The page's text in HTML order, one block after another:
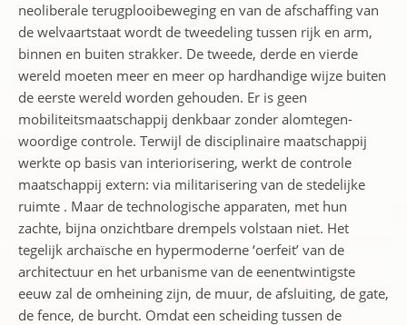
neoliberale terugplooibeweging en van de afschaffing van
de welvaartstaat wordt de tweedeling tussen rijk en arm,
binnen en buiten strakker. De tweede, derde en vierde
wereld moeten meer en meer op hardhandige wijze buiten
de eerste wereld worden gehouden. Er is geen
mobiliteitsmaatschappij denkbaar zonder alomtegen-
woordige controle. Terwijl de disciplinaire maatschappij
werkte op basis van interiorisering, werkt de controle
maatschappij extern: via militarisering van de stedelijke
ruimte . Maar de technologische apparaten, met hun
zachte, bijna onzichtbare drempels volstaan niet. Het
tegelijk archaïsche en hypermoderne ‘oerfeit’ van de
architectuur en het urbanisme van de eenentwintigste
eeuw zal de omheining zijn, de muur, de afsluiting, de gate,
de fence, de burcht. Omdat een scheiding tussen de